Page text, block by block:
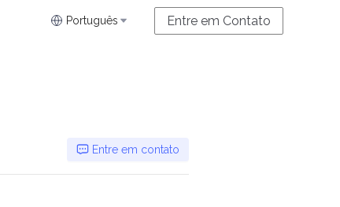
Português Entre em Contato
Entre em contato